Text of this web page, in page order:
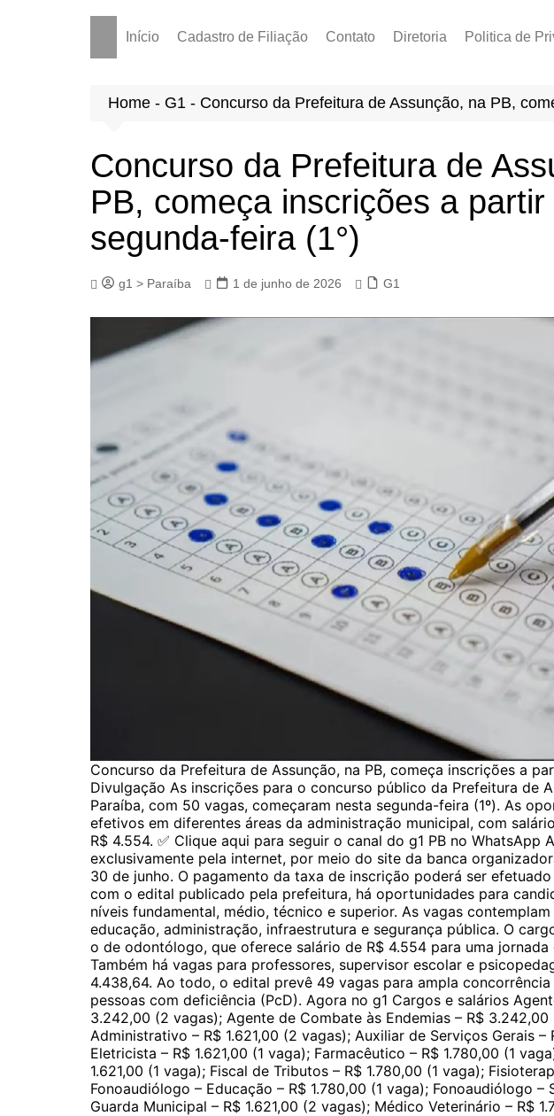
Início Cadastro de Filiação Contato Diretoria
PCCR 2022
Tabela de Venc. 2025
Politica de
Home - G1 - Concurso da Prefeitura de Assunção, na PB,
Concurso da Prefeitura de
PB, começa inscrições a
segunda-feira (1°)
g1 > Paraíba 1 de junho de 2026 G1
Concurso da Prefeitura de Assunção, na PB, começa inscrições a
Divulgação As inscrições para o concurso público da Prefeitura de
Paraíba, com 50 vagas, começaram nesta segunda-feira (1º). As
efetivos em diferentes áreas da administração municipal, com
R$ 4.554. ✅ Clique aqui para seguir o canal do g1 PB no WhatsApp
exclusivamente pela internet, por meio do site da banca
30 de junho. O pagamento da taxa de inscrição poderá ser
com o edital publicado pela prefeitura, há oportunidades para
níveis fundamental, médio, técnico e superior. As vagas
educação, administração, infraestrutura e segurança pública. O
o de odontólogo, que oferece salário de R$ 4.554 para uma jornada
Também há vagas para professores, supervisor escolar e
4.438,64. Ao todo, o edital prevê 49 vagas para ampla
pessoas com deficiência (PcD). Agora no g1 Cargos e salários
3.242,00 (2 vagas); Agente de Combate às Endemias – R$
Administrativo – R$ 1.621,00 (2 vagas); Auxiliar de Serviços Gerais –
Eletricista – R$ 1.621,00 (1 vaga); Farmacêutico – R$ 1.780,00 (1
1.621,00 (1 vaga); Fiscal de Tributos – R$ 1.780,00 (1 vaga);
Fonoaudiólogo – Educação – R$ 1.780,00 (1 vaga); Fonoaudiólogo –
Guarda Municipal – R$ 1.621,00 (2 vagas); Médico Veterinário – R$